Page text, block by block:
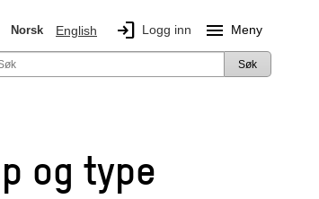
Norsk English login Logg inn menu Meny
Søk
og type